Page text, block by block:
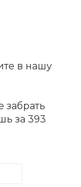
в нашу
за 393